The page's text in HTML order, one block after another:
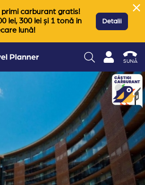
primi carburant gratis!
lei, 300 lei și 1 tonă in
lună!
Detalii
SUNĂ